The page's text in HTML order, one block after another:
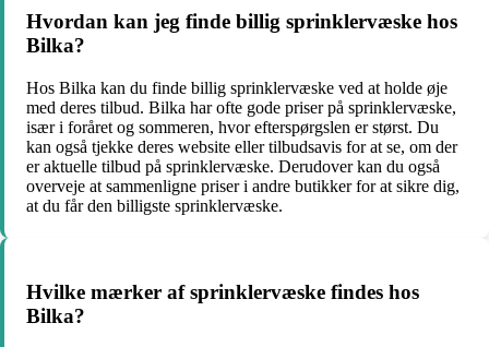
Hvordan kan jeg finde billig sprinklervæske hos
Bilka?
Hos Bilka kan du finde billig sprinklervæske ved at holde øje
med deres tilbud. Bilka har ofte gode priser på sprinklervæske,
især i foråret og sommeren, hvor efterspørgslen er størst. Du
kan også tjekke deres website eller tilbudsavis for at se, om der
er aktuelle tilbud på sprinklervæske. Derudover kan du også
overveje at sammenligne priser i andre butikker for at sikre dig,
at du får den billigste sprinklervæske.
Hvilke mærker af sprinklervæske findes hos
Bilka?